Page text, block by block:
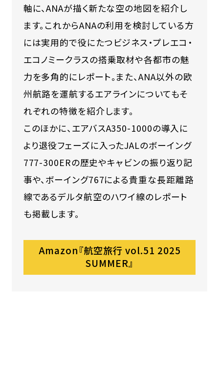
軸に、ANAが描く新たな空の地図を紹介し
ます。これからANAの利用を検討している方
には実用的で役にたつビジネス・プレエコ・
エコノミークラスの搭乗取材や各都市の魅
力を多角的にレポート。また、ANA以外の欧
州航路を運航するエアラインについてもそ
れぞれの特徴を紹介します。
このほかに、エアバスA350-1000の導入に
より退役フェーズに入ったJALのボーイング
777-300ERの歴史やキャビンの振り返り記
事や、ボーイング767による貴重な長距離路
線であるデルタ航空のハワイ線のレポート
も掲載します。
Amazon『航空旅行 vol.51 2025
SUMMER』